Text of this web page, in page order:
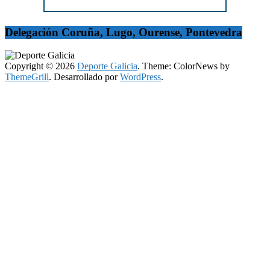
Delegación Coruña, Lugo, Ourense, Pontevedra
Copyright © 2026 Deporte Galicia. Theme: ColorNews by
ThemeGrill. Desarrollado porWordPress.